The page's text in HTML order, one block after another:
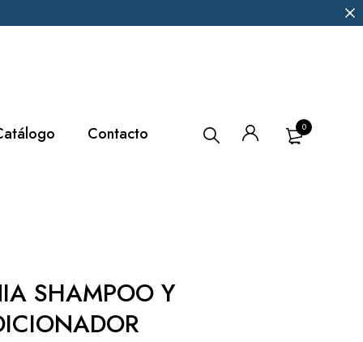
Contacto 0
SHAMPOO Y